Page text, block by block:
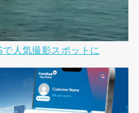
人気撮影スポットに